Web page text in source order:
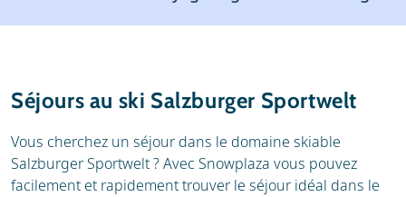
Météo
Location de ski
Séjours au ski Salzburger Sportwelt
Vous cherchez un séjour dans le domaine skiable
Salzburger Sportwelt ? Avec Snowplaza vous pouvez
facilement et rapidement trouver le séjour idéal dans le